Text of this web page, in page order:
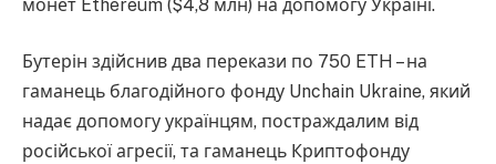
монет Ethereum ($4,8 млн) на допомогу Україні.
Бутерін здійснив два перекази по 750 ETH – на
гаманець благодійного фонду Unchain Ukraine, який
надає допомогу українцям, постраждалим від
російської агресії, та гаманець Криптофонду